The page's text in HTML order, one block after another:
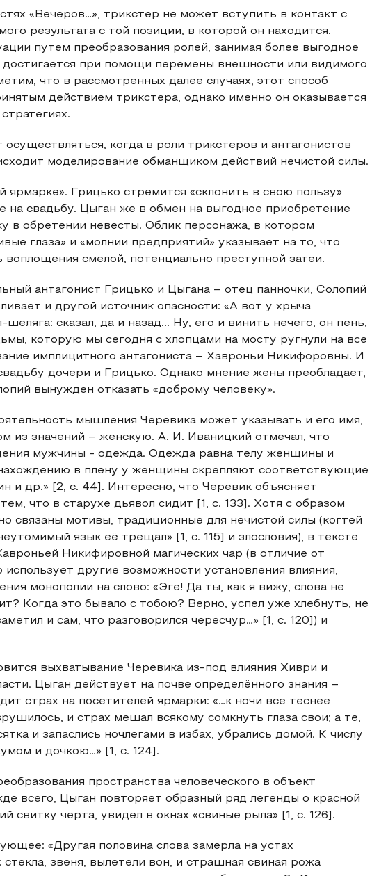
«Вечеров…», трикстер не может вступить в контакт с
результата с той позиции, в которой он находится.
путем преобразования ролей, занимая более выгодное
при помощи перемены внешности или видимого
что в рассмотренных далее случаях, этот способ
действием трикстера, однако именно он оказывается
когда в роли трикстеров и антагонистов
моделирование обманщиком действий нечистой силы.
Грицько стремится «склонить в свою пользу»
на свадьбу. Цыган же в обмен на выгодное приобретение
в обретении невесты. Облик персонажа, в котором
глаза» и «молнии предприятий» указывает на то, что
смелой, потенциально преступной затеи.
антагонист Грицько и Цыгана – отец панночки, Солопий
и другой источник опасности: «А вот у хрыча
сказал, да и назад... Ну, его и винить нечего, он пень,
которую мы сегодня с хлопцами на мосту ругнули на все
имплицитного антагониста – Хавроньи Никифоровны. И
дочери и Грицько. Однако мнение жены преобладает,
вынужден отказать «доброму человеку».
мышления Черевика может указывать и его имя,
из значений – женскую. А. И. Иваницкий отмечал, что
мужчины - одежда. Одежда равна телу женщины и
в плену у женщины скрепляют соответствующие
и др.» [2, с. 44]. Интересно, что Черевик объясняет
что в старухе дьявол сидит [1, с. 133]. Хотя с образом
связаны мотивы, традиционные для нечистой силы (когтей
язык её трещал» [1, с. 115] и злословия), в тексте
Никифировной магических чар (в отличие от
другие возможности установления влияния,
монополии на слово: «Эге! Да ты, как я вижу, слова не
Когда это бывало с тобою? Верно, успел уже хлебнуть, не
и сам, что разговорился чересчур…» [1, с. 120]) и
выхватывание Черевика из-под влияния Хиври и
Цыган действует на почве определённого знания –
страх на посетителей ярмарки: «…к ночи все теснее
и страх мешал всякому сомкнуть глаза свои; а те,
и запаслись ночлегами в избах, убрались домой. К числу
и дочкою…» [1, с. 124].
пространства человеческого в объект
всего, Цыган повторяет образный ряд легенды о красной
свитку черта, увидел в окнах «свиные рыла» [1, с. 126].
«Другая половина слова замерла на устах
звеня, вылетели вон, и страшная свиная рожа